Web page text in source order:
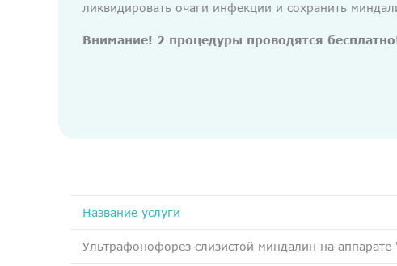
ликвидировать очаги инфекции и сохранить
Внимание! 2 процедуры проводятся
Название услуги
Ультрафонофорез слизистой миндалин на